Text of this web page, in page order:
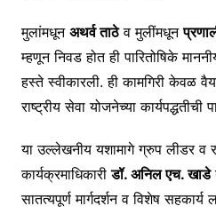
मुलांमधून अथर्व ताठेव मुलींमधून
म्हणून निवड होत ही पारितोषिके
हस्ते स्वीकारली. ही कामगिरी केवळ
राष्ट्रीय सेवा योजनेच्या कार्यपद्धतीची
या उल्लेखनीय यशामागे ग्रुप लीडर व
कार्यक्रमाधिकारीडॉ. अनिल एच. खाडे
सातत्यपूर्ण मार्गदर्शन व विशेष